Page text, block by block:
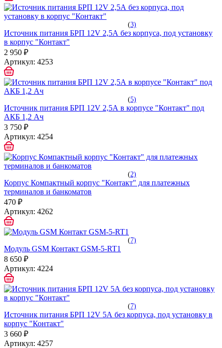
(3)
Источник питания БРП 12V 2,5А без корпуса, под установку
в корпус "Контакт"
2 950 ₽
Артикул: 4253
(5)
Источник питания БРП 12V 2,5А в корпусе "Контакт" под
АКБ 1,2 Ач
3 750 ₽
Артикул: 4254
(2)
Корпус Компактный корпус "Контакт" для платежных
терминалов и банкоматов
470 ₽
Артикул: 4262
(7)
Модуль GSM Контакт GSM-5-RT1
8 650 ₽
Артикул: 4224
(7)
Источник питания БРП 12V 5А без корпуса, под установку в
корпус "Контакт"
3 660 ₽
Артикул: 4257